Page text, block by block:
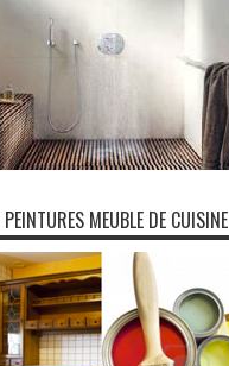
MEUBLE DE CUISINE